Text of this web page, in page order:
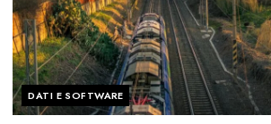
DATI E SOFTWARE